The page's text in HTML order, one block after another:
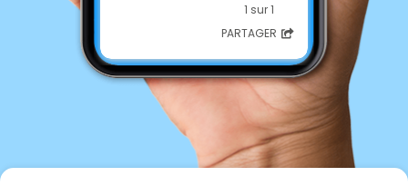
1 sur 1
PARTAGER